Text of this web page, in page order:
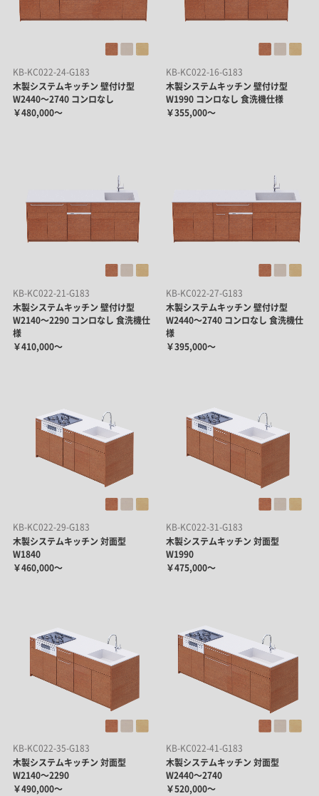
KB-KC022-24-G183
木製システムキッチン 壁付け型
W2440～2740 コンロなし
￥480,000～
KB-KC022-16-G183
木製システムキッチン 壁付け型
W1990 コンロなし 食洗機仕様
￥355,000～
KB-KC022-21-G183
木製システムキッチン 壁付け型
W2140～2290 コンロなし 食洗機仕
様
￥410,000～
KB-KC022-27-G183
木製システムキッチン 壁付け型
W2440～2740 コンロなし 食洗機仕
様
￥395,000～
KB-KC022-29-G183
木製システムキッチン 対面型
W1840
￥460,000～
KB-KC022-31-G183
木製システムキッチン 対面型
W1990
￥475,000～
KB-KC022-35-G183
木製システムキッチン 対面型
W2140～2290
￥490,000～
KB-KC022-41-G183
木製システムキッチン 対面型
W2440～2740
￥520,000～